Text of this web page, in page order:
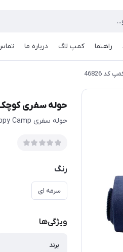
راهنما کمپ لاگ درباره ما
46826
حوله سفری کوچک
حوله سفری Happy Camp کوچک
رنگ
سرمه ای
ویژگی‌ها
برند